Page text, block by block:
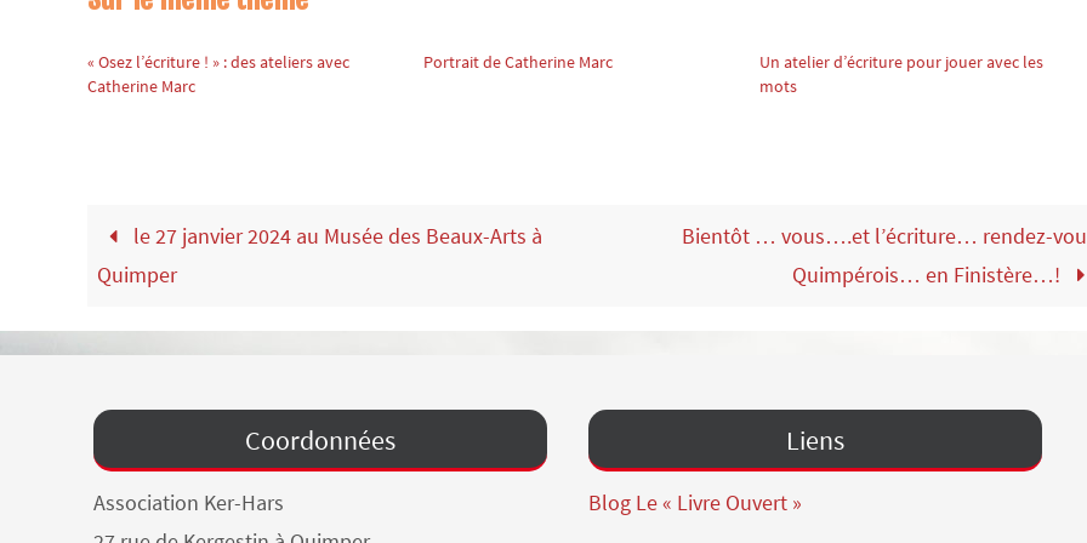
« Osez l’écriture ! » : des ateliers avec
Catherine Marc
Portrait de Catherine Marc
Un atelier d’écriture pour jouer avec les
mots
le 27 janvier 2024 au Musée des Beaux-Arts à
Quimper
Bientôt … vous….et l’écriture… rendez-
Quimpérois… en Finistère…!
Coordonnées
Association Ker-Hars
Liens
Blog Le « Livre Ouvert »